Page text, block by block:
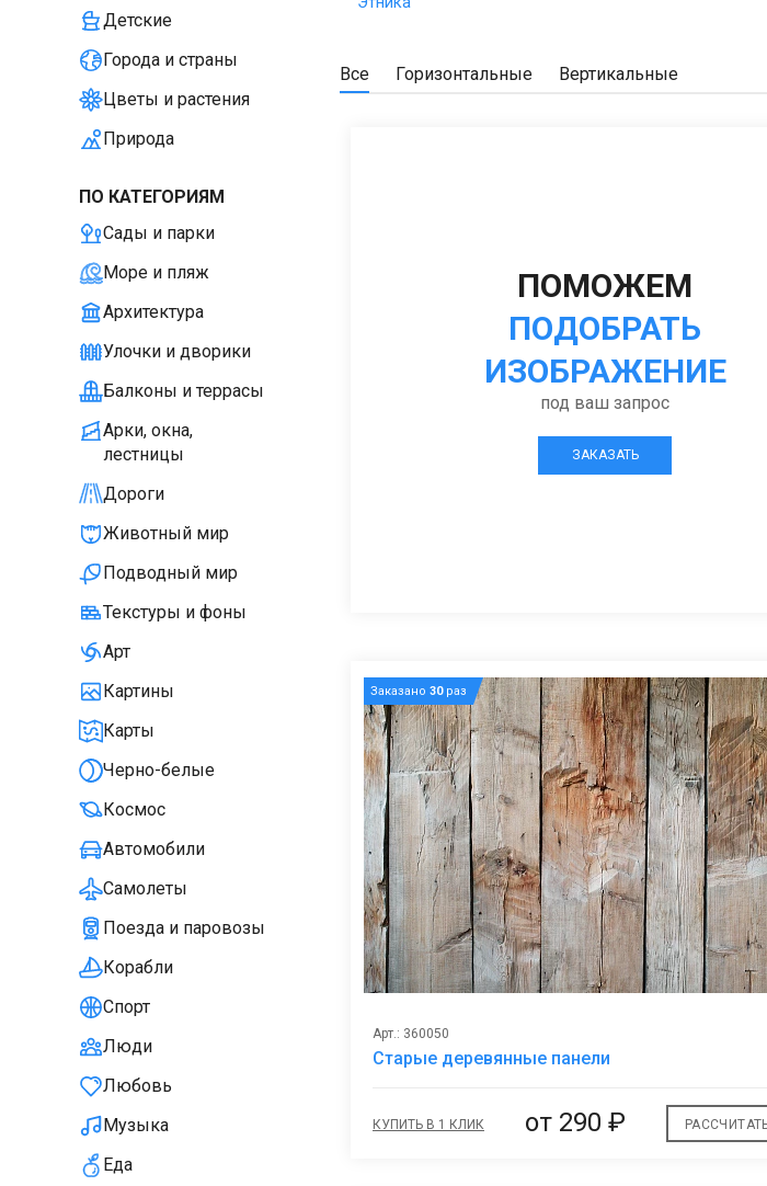
Детские
Города и страны
Цветы и растения
Природа
ПО КАТЕГОРИЯМ
Сады и парки
Море и пляж
Архитектура
Улочки и дворики
Балконы и террасы
Арки, окна,
лестницы
Дороги
Животный мир
Подводный мир
Текстуры и фоны
Арт
Картины
Карты
Черно-белые
Космос
Автомобили
Самолеты
Поезда и паровозы
Корабли
Спорт
Люди
Любовь
Музыка
Еда
Все Горизонтальные Вертикальные
ПОМОЖЕМ
ПОДОБРАТЬ
ИЗОБРАЖЕНИЕ
под ваш запрос
ЗАКАЗАТЬ
Заказано 30раз
Арт.: 360050
Старые деревянные панели
КУПИТЬ В 1 КЛИК от290 ₽